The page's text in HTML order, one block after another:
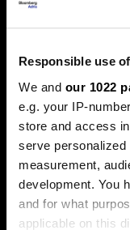
Responsible use
We and our 1022
e.g. your IP-
store and access
serve personalized
measurement,
development. You
and for what
applicable on this
Privreda
posto, ali
dvostruko
Analiza je
Udruženja
privatni sektor
Od ukupno 28.634
posto čine
ukupnih prihoda i